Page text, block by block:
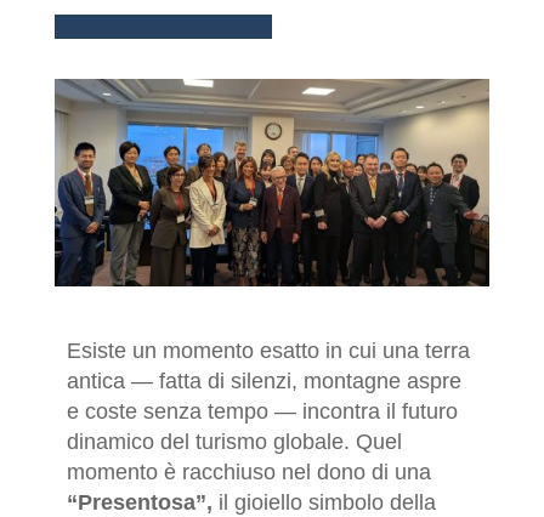
Esiste un momento esatto in cui una terra
antica — fatta di silenzi, montagne aspre
e coste senza tempo — incontra il futuro
dinamico del turismo globale. Quel
momento è racchiuso nel dono di una
“Presentosa”, il gioiello simbolo della